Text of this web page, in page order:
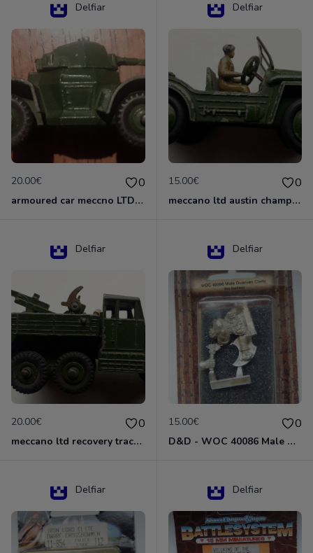
Delfiar
20.00€ 0
armoured car meccno LTD N°670
Delfiar
15.00€ 0
meccano ltd austin champ N°674
Delfiar
20.00€ 0
meccano ltd recovery tractor N°661
Delfiar
15.00€ 0
D&D - WOC 40086 Male Dwarven Cleric Miniature - Donjons Dragons
Delfiar Delfiar